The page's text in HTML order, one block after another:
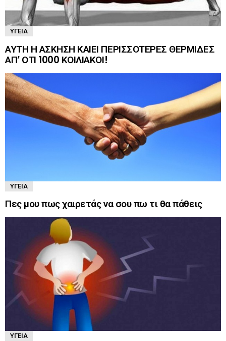
ΥΓΕΊΑ
ΑΥΤΗ Η ΑΣΚΗΣΗ ΚΑΙΕΙ ΠΕΡΙΣΣΟΤΕΡΕΣ ΘΕΡΜΙΔΕΣ
ΑΠ’ ΟΤΙ 1000 ΚΟΙΛΙΑΚΟΙ!
ΥΓΕΊΑ
Πες μου πως χαιρετάς να σου πω τι θα πάθεις
ΥΓΕΊΑ